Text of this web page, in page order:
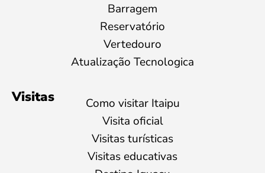
Barragem
Reservatório
Vertedouro
Atualização Tecnologica
Visitas
Como visitar Itaipu
Visita oficial
Visitas turísticas
Visitas educativas